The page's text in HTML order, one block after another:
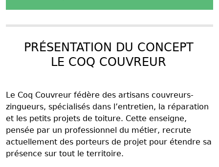
PRÉSENTATION DU CONCEPT
LE COQ COUVREUR
Le Coq Couvreur fédère des artisans couvreurs-
zingueurs, spécialisés dans l’entretien, la réparation
et les petits projets de toiture. Cette enseigne,
pensée par un professionnel du métier, recrute
actuellement des porteurs de projet pour étendre sa
présence sur tout le territoire.